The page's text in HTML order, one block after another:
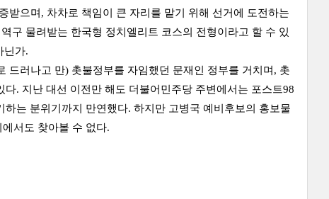
받으며, 차차로 책임이 큰 자리를 맡기 위해 선거에 도전하는
구 물려받는 한국형 정치엘리트 코스의 전형이라고 할 수 있
닌가.
드러나고 만) 촛불정부를 자임했던 문재인 정부를 거치며, 촛
다. 지난 대선 이전만 해도 더불어민주당 주변에서는 포스트98
하는 분위기까지 만연했다. 하지만 고병국 예비후보의 홍보물
서도 찾아볼 수 없다.